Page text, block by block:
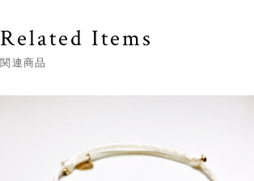
Related Items
関連商品